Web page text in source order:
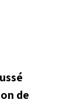
de